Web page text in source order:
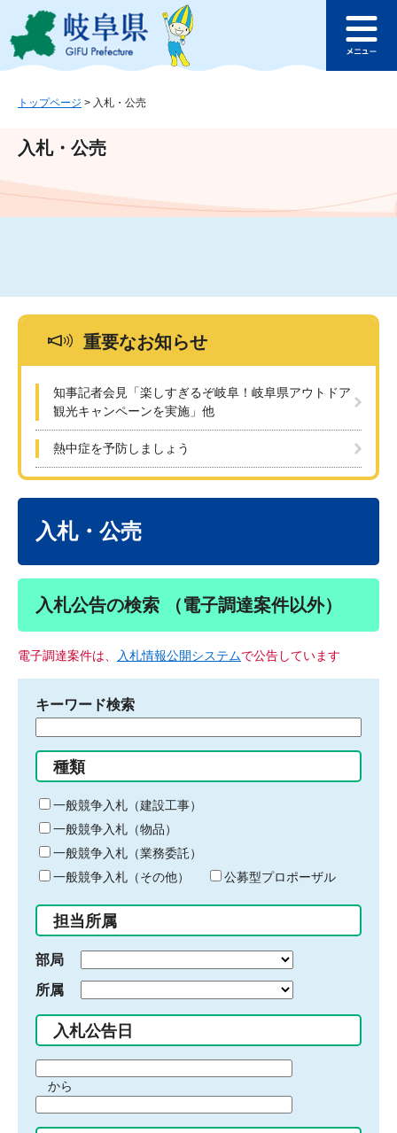
ジ
ュ
文
このページの本文へ
ュ
トップページ > 入札・公売
入札・公売
重要なお知らせ
知事記者会見「楽しすぎるぞ岐阜！岐阜県アウトドア
観光キャンペーンを実施」他
熱中症を予防しましょう
入札・公売
入札公告の検索 （電子調達案件以外）
電子調達案件は、 入札情報公開システムで公告しています
キーワード検索
る
キ
ー
ワ
ー
ド
入
力
種類
一般競争入札（建設工事）
一般競争入札（物品）
一般競争入札（業務委託）
一般競争入札（その他）
公募型プロポーザル
担当所属
部局
所属
入札公告日
間
始
から
間